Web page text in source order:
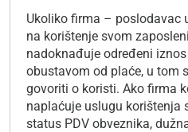
Ukoliko firma – poslodavac
na korištenje svom
nadoknađuje određeni
obustavom od plaće, u tom
govoriti o koristi. Ako firma
naplaćuje uslugu korištenja
status PDV obveznika,